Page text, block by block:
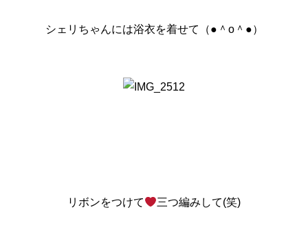
シェリちゃんには浴衣を着せて（●＾o＾●）
リボンをつけて 三つ編みして(笑)